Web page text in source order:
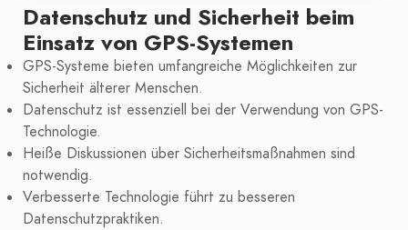
Datenschutz und Sicherheit beim
Einsatz von GPS-Systemen
GPS-Systeme bieten umfangreiche Möglichkeiten zur
Sicherheit älterer Menschen.
Datenschutz ist essenziell bei der Verwendung von GPS-
Technologie.
Heiße Diskussionen über Sicherheitsmaßnahmen sind
notwendig.
Verbesserte Technologie führt zu besseren
Datenschutzpraktiken.